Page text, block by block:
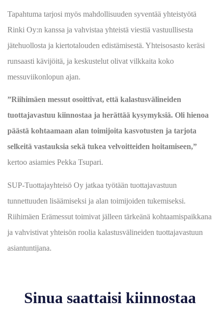
Tapahtuma tarjosi myös mahdollisuuden syventää yhteistyötä
Rinki Oy:n kanssa ja vahvistaa yhteistä viestiä vastuullisesta
jätehuollosta ja kiertotalouden edistämisestä. Yhteisosasto keräsi
runsaasti kävijöitä, ja keskustelut olivat vilkkaita koko
messuviikonlopun ajan.
”Riihimäen messut osoittivat, että kalastusvälineiden
tuottajavastuu kiinnostaa ja herättää kysymyksiä. Oli hienoa
päästä kohtaamaan alan toimijoita kasvotusten ja tarjota
selkeitä vastauksia sekä tukea velvoitteiden hoitamiseen,”
kertoo asiamies Pekka Tsupari.
SUP‑Tuottajayhteisö Oy jatkaa työtään tuottajavastuun
tunnettuuden lisäämiseksi ja alan toimijoiden tukemiseksi.
Riihimäen Erämessut toimivat jälleen tärkeänä kohtaamispaikkana
ja vahvistivat yhteisön roolia kalastusvälineiden tuottajavastuun
asiantuntijana.
Sinua saattaisi kiinnostaa